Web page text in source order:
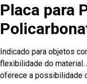
Placa para
Indicado para objetos
flexibilidade do
oferece a possibilidade